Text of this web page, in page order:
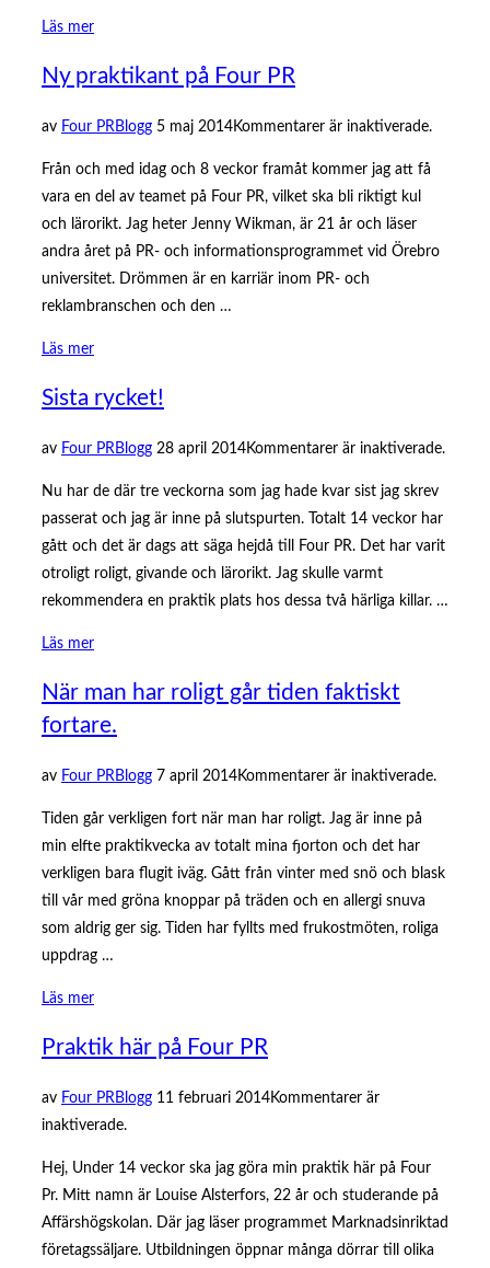
Läs mer”Hur
det
ha
praktik
på
Four
PR?”
Ny praktikant på Four PR
av Four PR BloggPublicerat
5 maj 2014Kommentarer är inaktiverade.
Från och med idag och 8 veckor framåt kommer jag att få
vara en del av teamet på Four PR, vilket ska bli riktigt kul
och lärorikt. Jag heter Jenny Wikman, är 21 år och läser
andra året på PR- och informationsprogrammet vid Örebro
universitet. Drömmen är en karriär inom PR- och
reklambranschen och den …
Läs mer”Ny
på
PR”
Sista rycket!
av Four PR BloggPublicerat
28 april 2014Kommentarer är inaktiverade.
Nu har de där tre veckorna som jag hade kvar sist jag skrev
passerat och jag är inne på slutspurten. Totalt 14 veckor har
gått och det är dags att säga hejdå till Four PR. Det har varit
otroligt roligt, givande och lärorikt. Jag skulle varmt
rekommendera en praktik plats hos dessa två härliga killar. …
Läs mer”Sista
När man har roligt går tiden faktiskt
fortare.
av Four PR BloggPublicerat
7 april 2014Kommentarer är inaktiverade.
Tiden går verkligen fort när man har roligt. Jag är inne på
min elfte praktikvecka av totalt mina fjorton och det har
verkligen bara flugit iväg. Gått från vinter med snö och blask
till vår med gröna knoppar på träden och en allergi snuva
som aldrig ger sig. Tiden har fyllts med frukostmöten, roliga
uppdrag …
Läs mer”När
har
går
tiden
faktiskt
fortare.”
Praktik här på Four PR
av Four PR BloggPublicerat
11 februari 2014Kommentarer är
inaktiverade.
Hej, Under 14 veckor ska jag göra min praktik här på Four
Pr. Mitt namn är Louise Alsterfors, 22 år och studerande på
Affärshögskolan. Där jag läser programmet Marknadsinriktad
företagssäljare. Utbildningen öppnar många dörrar till olika